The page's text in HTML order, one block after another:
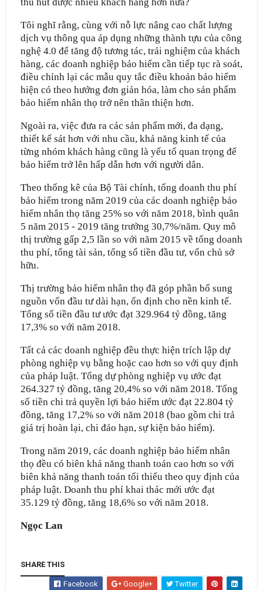
Tôi nghĩ rằng, cùng với nỗ lực nâng cao chất lượng
dịch vụ thông qua áp dụng những thành tựu của công
nghệ 4.0 để tăng độ tương tác, trải nghiệm của khách
hàng, các doanh nghiệp bảo hiểm cần tiếp tục rà soát,
điều chỉnh lại các mẫu quy tắc điều khoản bảo hiểm
hiện có theo hướng đơn giản hóa, làm cho sản phẩm
bảo hiểm nhân thọ trở nên thân thiện hơn.
Ngoài ra, việc đưa ra các sản phẩm mới, đa dạng,
thiết kế sát hơn với nhu cầu, khả năng kinh tế của
từng nhóm khách hàng cũng là yếu tố quan trọng để
bảo hiểm trở lên hấp dẫn hơn với người dân.
Theo thống kê của Bộ Tài chính, tổng doanh thu phí
bảo hiểm trong năm 2019 của các doanh nghiệp bảo
hiểm nhân thọ tăng 25% so với năm 2018, bình quân
5 năm 2015 - 2019 tăng trưởng 30,7%/năm. Quy mô
thị trường gấp 2,5 lần so với năm 2015 về tổng doanh
thu phí, tổng tài sản, tổng số tiền đầu tư, vốn chủ sở
hữu.
Thị trường bảo hiểm nhân thọ đã góp phần bổ sung
nguồn vốn đầu tư dài hạn, ổn định cho nền kinh tế.
Tổng số tiền đầu tư ước đạt 329.964 tỷ đồng, tăng
17,3% so với năm 2018.
Tất cả các doanh nghiệp đều thực hiện trích lập dự
phòng nghiệp vụ bằng hoặc cao hơn so với quy định
của pháp luật. Tổng dự phòng nghiệp vụ ước đạt
264.327 tỷ đồng, tăng 20,4% so với năm 2018. Tổng
số tiền chi trả quyền lợi bảo hiểm ước đạt 22.804 tỷ
đồng, tăng 17,2% so với năm 2018 (bao gồm chi trả
giá trị hoàn lại, chi đáo hạn, sự kiện bảo hiểm).
Trong năm 2019, các doanh nghiệp bảo hiểm nhân
thọ đều có biên khả năng thanh toán cao hơn so với
biên khả năng thanh toán tối thiểu theo quy định của
pháp luật. Doanh thu phí khai thác mới ước đạt
35.129 tỷ đồng, tăng 18,6% so với năm 2018.
Ngọc Lan
SHARE THIS
Facebook Google+ Twitter